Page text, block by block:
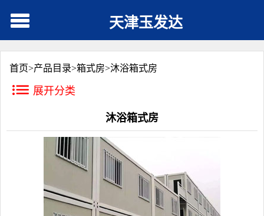
天津玉发达
首页>产品目录>箱式房>沐浴箱式房
展开分类
沐浴箱式房